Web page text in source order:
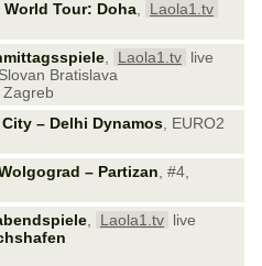
Tour: Doha
Laola1.tv
Laola1.tv live
Bratislava
– Delhi Dynamos , EURO2
– Partizan , #4,
Laola1.tv live